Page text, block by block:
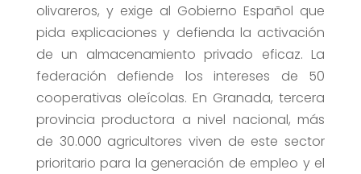
olivareros, y exige al Gobierno Español que
pida explicaciones y defienda la activación
de un almacenamiento privado eficaz. La
federación defiende los intereses de 50
cooperativas oleícolas. En Granada, tercera
provincia productora a nivel nacional, más
de 30.000 agricultores viven de este sector
prioritario para la generación de empleo y el